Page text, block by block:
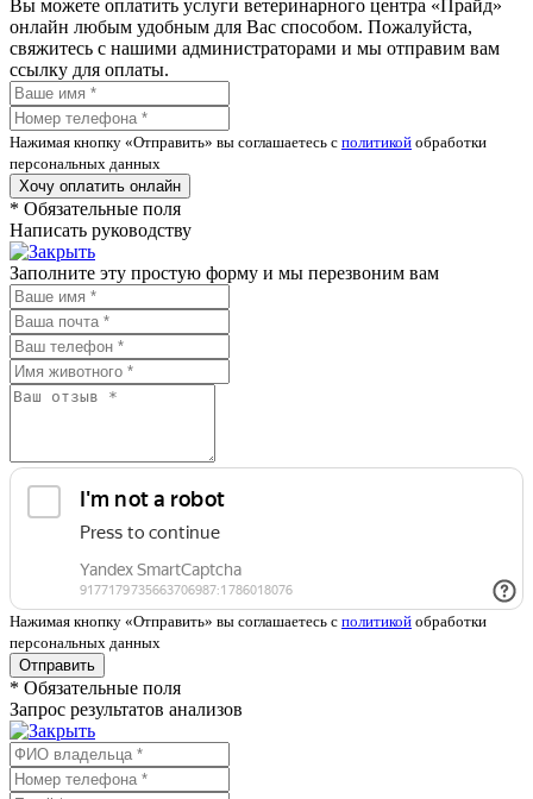
Вы можете оплатить услуги ветеринарного центра «Прайд»
онлайн любым удобным для Вас способом. Пожалуйста,
свяжитесь с нашими администраторами и мы отправим вам
ссылку для оплаты.
Нажимая кнопку «Отправить» вы соглашаетесь с политикой обработки
персональных данных
Хочу оплатить онлайн
* Обязательные поля
Написать руководству
Заполните эту простую форму и мы перезвоним вам
Нажимая кнопку «Отправить» вы соглашаетесь с политикой обработки
персональных данных
Отправить
* Обязательные поля
Запрос результатов анализов